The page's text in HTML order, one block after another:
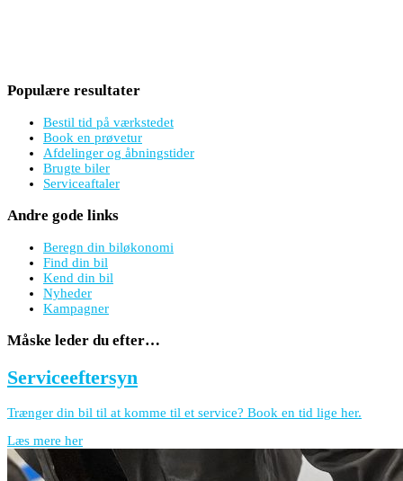
Populære resultater
Bestil tid på værkstedet
Book en prøvetur
Afdelinger og åbningstider
Brugte biler
Serviceaftaler
Andre gode links
Beregn din biløkonomi
Find din bil
Kend din bil
Nyheder
Kampagner
Måske leder du efter…
Serviceeftersyn
Trænger din bil til at komme til et service? Book en tid lige her.
Læs mere her